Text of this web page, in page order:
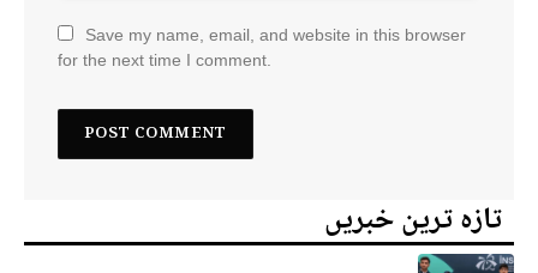
Save my name, email, and website in this browser
for the next time I comment.
تازہ ترین خبریں